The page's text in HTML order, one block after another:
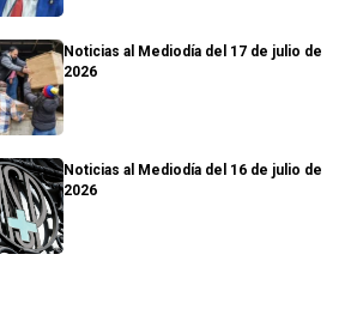
Noticias al Mediodía del 17 de julio de
2026
Noticias al Mediodía del 16 de julio de
2026